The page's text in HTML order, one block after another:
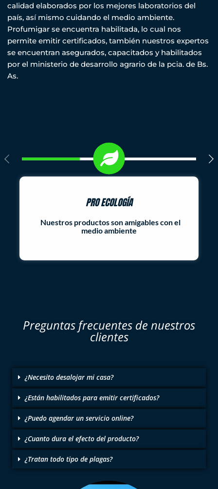
calidad elaborados por los mejores laboratorios del
país, así mismo cuidando el medio ambiente.
Profumigar se encuentra habilitada, lo cual nos
permite emitir certificados, también nuestros expertos
se encuentran asegurados, capacitados y habilitados
por el ministerio de desarrollo agrario de la pcia. de Bs.
As.
PRO ECOLOGÍA
Nuestros productos son amigables con el
medio ambiente
Preguntas frecuentes de nuestros
clientes
¿Necesito desalojar mi casa?
¿Están habilitados para emitir certificados?
¿Puedo agendar un servicio online?
¿Cuanto dura el efecto del producto?
¿Tratan todo tipo de plagas?